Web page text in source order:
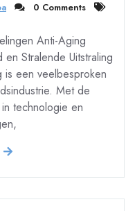
0 Comments
Anti-Aging
Stralende Uitstraling
is een veelbesproken
Met de
technologie en